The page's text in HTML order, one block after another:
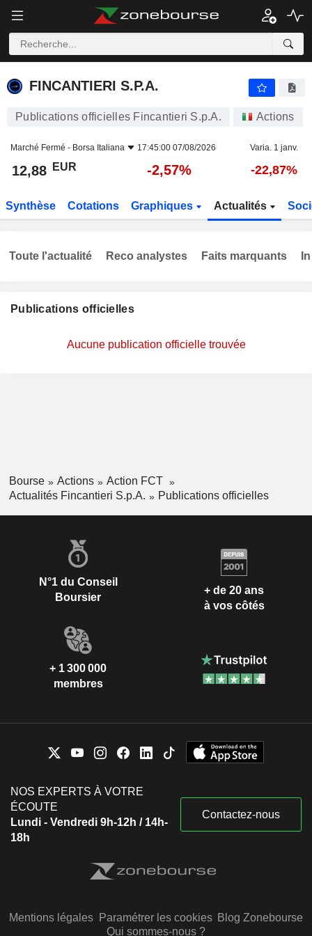
FINCANTIERI S.P.A.
FINCANTIERI S.P.A.
Publications officielles Fincantieri S.p.A. Actions
Marché Fermé - Borsa Italiana 17:45:00 07/08/2026 Varia. 1 janv.
12,88 EUR -2,57% -22,87%
Synthèse Cotations Graphiques Actualités
Publications officielles
Aucune publication officielle trouvée
Toute l'actualité Reco analystes Faits marquants
Bourse Actions
Action FCT
Actualités Fincantieri S.p.A.
Publications officielles
N°1 du Conseil
Boursier
+ de 20 ans
à vos côtés
+ 1 300 000
membres
NOS EXPERTS À VOTRE
ÉCOUTE
Lundi - Vendredi 9h-12h / 14h-
18h
Contactez-nous
Mentions légales Paramétrer les cookies Blog Zonebourse
Qui sommes-nous ?